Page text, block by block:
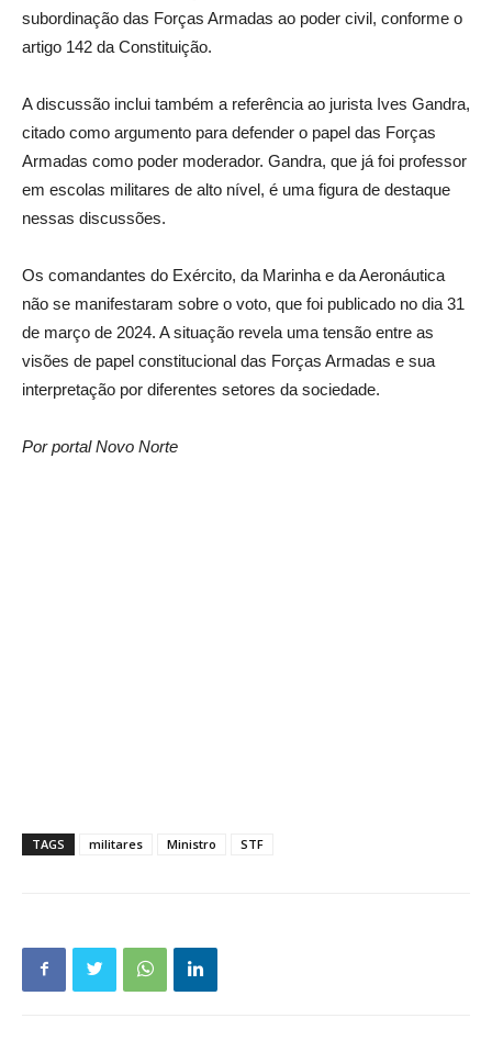
subordinação das Forças Armadas ao poder civil, conforme o
artigo 142 da Constituição.
A discussão inclui também a referência ao jurista Ives Gandra,
citado como argumento para defender o papel das Forças
Armadas como poder moderador. Gandra, que já foi professor
em escolas militares de alto nível, é uma figura de destaque
nessas discussões.
Os comandantes do Exército, da Marinha e da Aeronáutica
não se manifestaram sobre o voto, que foi publicado no dia 31
de março de 2024. A situação revela uma tensão entre as
visões de papel constitucional das Forças Armadas e sua
interpretação por diferentes setores da sociedade.
Por portal Novo Norte
TAGS militares Ministro STF